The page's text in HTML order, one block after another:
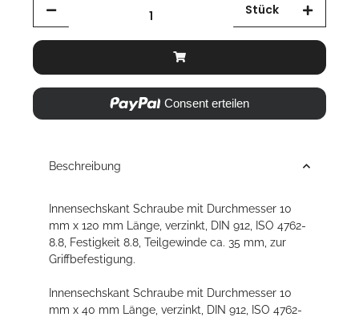
Stück
Consent erteilen
Beschreibung
Innensechskant Schraube mit Durchmesser 10
mm x 120 mm Länge, verzinkt, DIN 912, ISO 4762-
8.8, Festigkeit 8.8, Teilgewinde ca. 35 mm, zur
Griffbefestigung.
Innensechskant Schraube mit Durchmesser 10
mm x 40 mm Länge, verzinkt, DIN 912, ISO 4762-